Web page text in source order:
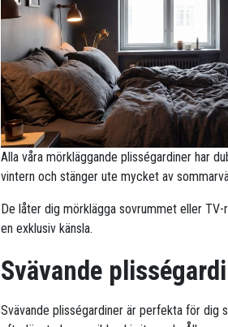
Alla våra mörkläggande plisségardiner har
vintern och stänger ute mycket av
De låter dig mörklägga sovrummet eller
en exklusiv känsla.
Svävande
Svävande plisségardiner är perfekta för dig